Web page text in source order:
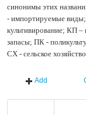
синонимы этих
- импортируемые
культивирование; КП
запасы; ПК -
СХ - сельское
Add